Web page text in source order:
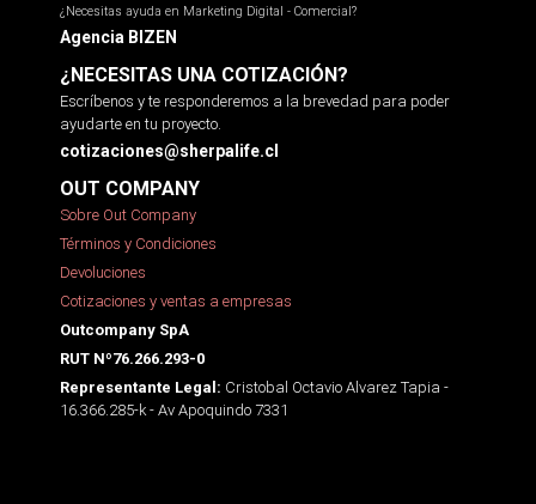
¿Necesitas ayuda en Marketing Digital - Comercial?
Agencia BIZEN
¿NECESITAS UNA COTIZACIÓN?
Escríbenos y te responderemos a la brevedad para poder
ayudarte en tu proyecto.
cotizaciones@sherpalife.cl
OUT COMPANY
Sobre Out Company
Términos y Condiciones
Devoluciones
Cotizaciones y ventas a empresas
Outcompany SpA
RUT Nº76.266.293-0
Representante Legal: Cristobal Octavio Alvarez Tapia -
16.366.285-k - Av Apoquindo 7331